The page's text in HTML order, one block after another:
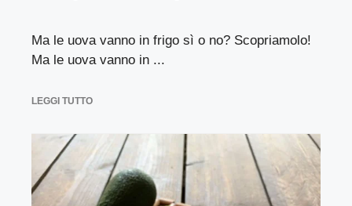
Ma le uova vanno in frigo sì o no? Scopriamolo!
Ma le uova vanno in ...
LEGGI TUTTO